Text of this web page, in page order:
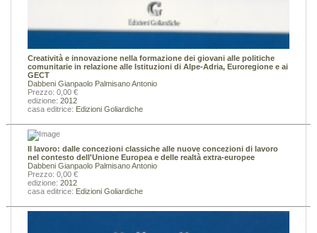
Creatività e innovazione nella formazione dei giovani alle politiche
comunitarie in relazione alle Istituzioni di Alpe-Adria, Euroregione e ai
GECT
Dabbeni Gianpaolo Palmisano Antonio
Prezzo: 0,00 €
edizione: 2012
casa editrice: Edizioni Goliardiche
Il lavoro: dalle concezioni classiche alle nuove concezioni di lavoro
nel contesto dell'Unione Europea e delle realtà extra-europee
Dabbeni Gianpaolo Palmisano Antonio
Prezzo: 0,00 €
edizione: 2012
casa editrice: Edizioni Goliardiche